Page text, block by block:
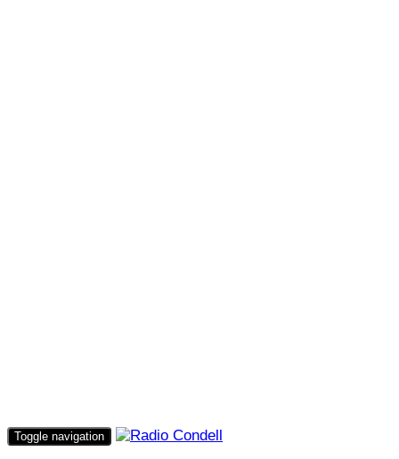
Toggle navigation